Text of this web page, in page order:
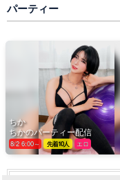
パーティー
ちか
ちかのパーティー配信
8/2 6:00～ 先着10人 エロ